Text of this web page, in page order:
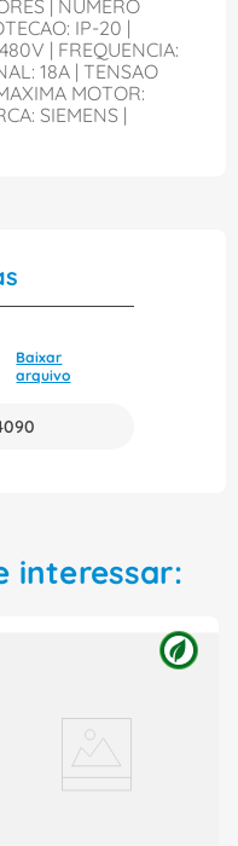
| NUMERO
IP-20 |
| FREQUENCIA:
18A | TENSAO
MOTOR:
SIEMENS |
Baixar
arquivo
interessar: